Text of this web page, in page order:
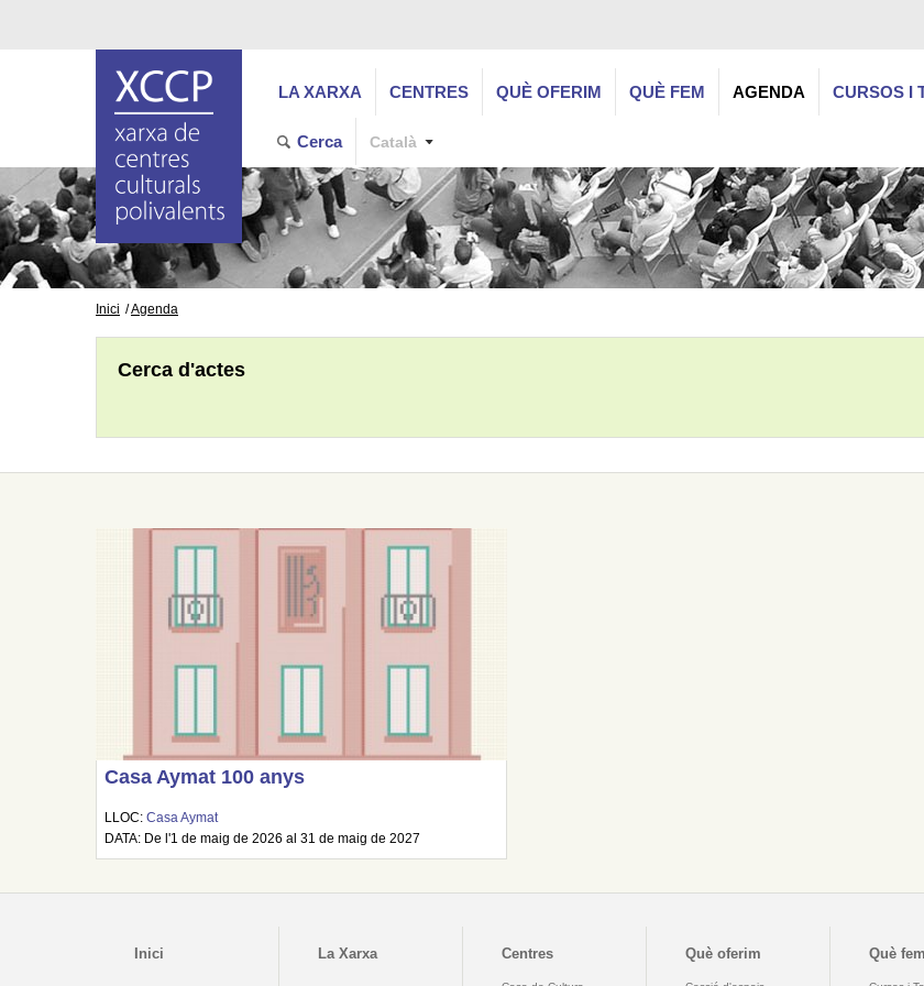
LA XARXA CENTRES QUÈ OFERIM QUÈ FEM AGENDA CURSOS I
Cerca Català
Inici Agenda
Cerca d'actes
Casa Aymat 100 anys
LLOC:Casa Aymat
DATA: De l'1 de maig de 2026 al 31 de maig de 2027
Inici La Xarxa Centres Què oferim Què fem